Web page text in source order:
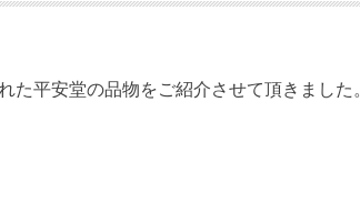
平安堂の品物をご紹介させて頂きました。